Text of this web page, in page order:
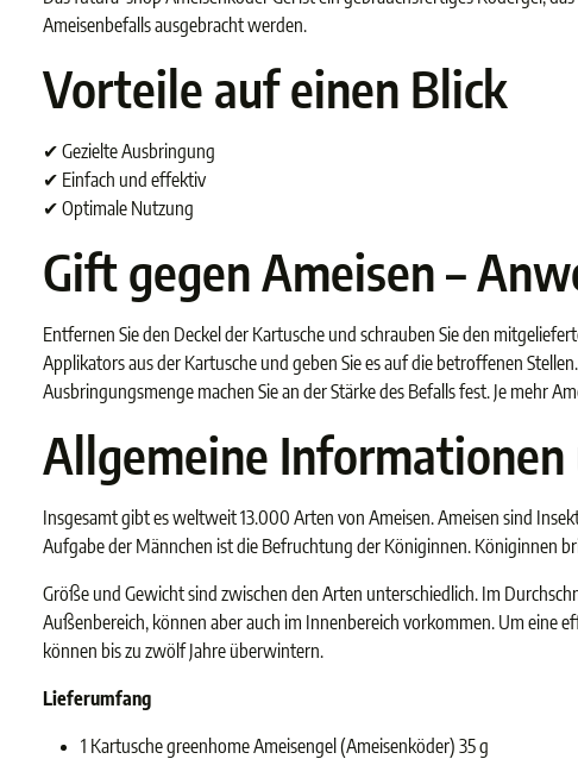
Ameisenbefalls ausgebracht werden.
Vorteile auf einen Blick
✔ Gezielte Ausbringung
✔ Einfach und effektiv
✔ Optimale Nutzung
Gift gegen Ameisen –
Entfernen Sie den Deckel der Kartusche und schrauben Sie den
Applikators aus der Kartusche und geben Sie es auf die betroffenen
Ausbringungsmenge machen Sie an der Stärke des Befalls fest. Je mehr
Allgemeine Informationen
Insgesamt gibt es weltweit 13.000 Arten von Ameisen. Ameisen sind
Aufgabe der Männchen ist die Befruchtung der Königinnen. Königinnen
Größe und Gewicht sind zwischen den Arten unterschiedlich. Im
Außenbereich, können aber auch im Innenbereich vorkommen. Um
können bis zu zwölf Jahre überwintern.
Lieferumfang
1 Kartusche greenhome Ameisengel (Ameisenköder) 35 g